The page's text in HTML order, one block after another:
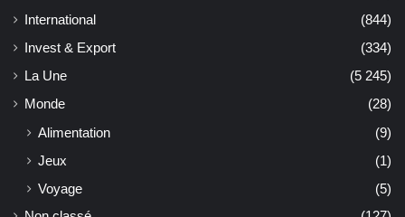
International
(844)
Invest & Export
(334)
La Une
(5 245)
Monde
(28)
Alimentation
(9)
Jeux
(1)
Voyage
(5)